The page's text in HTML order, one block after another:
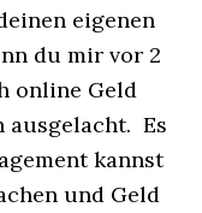
eigenen
du mir vor 2
online Geld
ausgelacht. Es
kannst
und Geld